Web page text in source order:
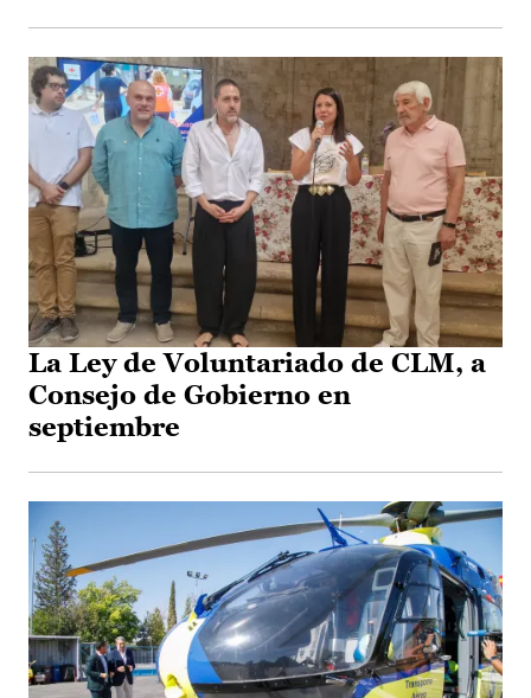
La Ley de Voluntariado de CLM, a
Consejo de Gobierno en
septiembre